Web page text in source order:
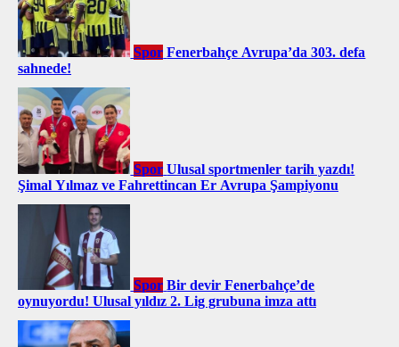
Spor Fenerbahçe Avrupa’da 303. defa
sahnede!
Spor Ulusal sportmenler tarih yazdı!
Şimal Yılmaz ve Fahrettincan Er Avrupa Şampiyonu
Spor Bir devir Fenerbahçe’de
oynuyordu! Ulusal yıldız 2. Lig grubuna imza attı